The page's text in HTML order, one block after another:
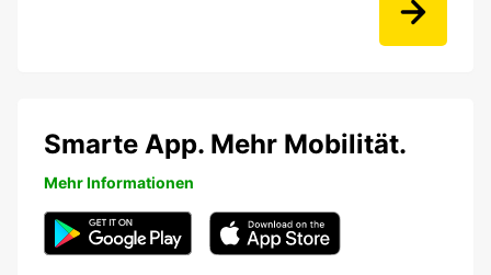
Smarte App. Mehr Mobilität.
Mehr Informationen